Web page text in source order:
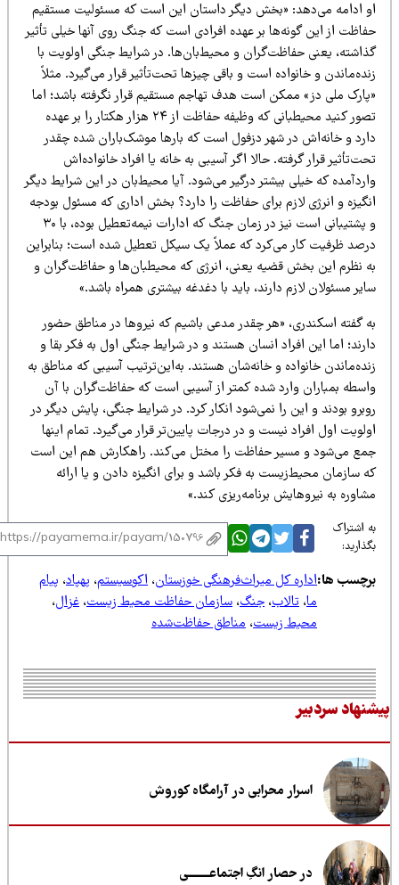
ادامه می‌دهد: «بخش دیگر داستان این است که مسئولیت مستقیم
از این گونه‌ها بر عهده افرادی است که جنگ روی آنها خیلی تأثیر
یعنی حفاظت‌گران و محیط‌بان‌ها. در شرایط جنگی اولویت با
و خانواده است و باقی چیزها تحت‌تأثیر قرار می‌گیرد. مثلاً
ملی دز» ممکن است هدف تهاجم مستقیم قرار نگرفته باشد؛ اما
تصور کنید محیطبانی که وظیفه حفاظت از ۲۴ هزار هکتار را بر عهده
و خانه‌اش در شهر دزفول است که بارها موشک‌باران شده چقدر
قرار گرفته. حالا اگر آسیبی به خانه یا افراد خانواده‌اش
که خیلی بیشتر درگیر می‌شود. آیا محیط‌بان در این شرایط دیگر
و انرژی لازم برای حفاظت را دارد؟ بخش اداری که مسئول بودجه
و پشتیبانی است نیز در زمان جنگ که ادارات نیمه‌تعطیل بوده، با ۳۰
ظرفیت کار می‌کرد که عملاً یک سیکل تعطیل شده است؛ بنابراین
نظرم این بخش قضیه یعنی، انرژی که محیطبان‌ها و حفاظت‌گران و
مسئولان لازم دارند، باید با دغدغه بیشتری همراه باشد.»
گفته اسکندری، «هر چقدر مدعی باشیم که نیروها در مناطق حضور
اما این افراد انسان هستند و در شرایط جنگی اول به فکر بقا و
خانواده و خانه‌شان هستند. به‌این‌ترتیب آسیبی که مناطق به
بمباران وارد شده کمتر از آسیبی است که حفاظت‌گران با آن
بودند و این را نمی‌شود انکار کرد. در شرایط جنگی، پایش دیگر در
اول افراد نیست و در درجات پایین‌تر قرار می‌گیرد. تمام اینها
می‌شود و مسیر حفاظت را مختل می‌کند. راهکارش هم این است
سازمان محیط‌زیست به فکر باشد و برای انگیزه دادن و یا ارائه
به نیروهایش برنامه‌ریزی کند.»
اشتراک
ها:اداره کل میراث‌فرهنگی خوزستان،اکوسیستم،پهپاد ،پیام
تالاب ،جنگ ،سازمان حفاظت محیط زیست،غزال
محیط زیست،مناطق حفاظت‌شده
سردبیر
اسرار محرابی در آرامگاه کوروش
در حصار انگِ اجتماعــــــــی